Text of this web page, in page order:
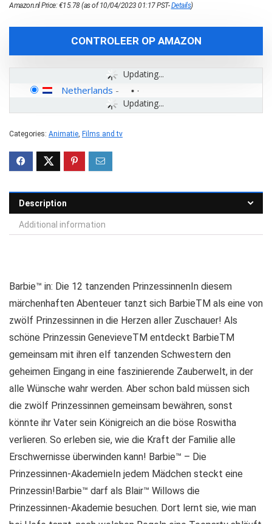
Amazon.nl Price:€15.78(as of 10/04/2023 01:17 PST-Details)
CONTROLEER OP AMAZON
Updating...
Updating...
Netherlands -
Categories: Animatie Films and tv
Description
Additional information
Barbie™ in: Die 12 tanzenden PrinzessinnenIn diesem
märchenhaften Abenteuer tanzt sich BarbieTM als eine von
zwölf Prinzessinnen in die Herzen aller Zuschauer! Als
schöne Prinzessin GenevieveTM entdeckt BarbieTM
gemeinsam mit ihren elf tanzenden Schwestern den
geheimen Eingang in eine faszinierende Zauberwelt, in der
alle Wünsche wahr werden. Aber schon bald müssen sich
die zwölf Prinzessinnen gemeinsam bewähren, sonst
könnte ihr Vater sein Königreich an die böse Roswitha
verlieren. So erleben sie, wie die Kraft der Familie alle
Erschwernisse überwinden kann! Barbie™ – Die
Prinzessinnen-AkademieIn jedem Mädchen steckt eine
Prinzessin!Barbie™ darf als Blair™ Willows die
Prinzessinnen-Akademie besuchen. Dort lernt sie, wie man